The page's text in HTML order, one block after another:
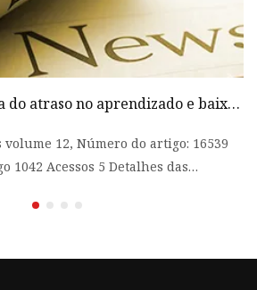
do atraso no aprendizado e baixo
do desempenho social em
12, Número do artigo: 16539
1042 Acessos 5 Detalhes das